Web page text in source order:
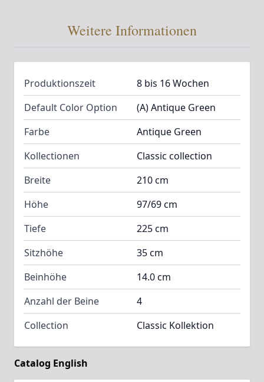
Weitere Informationen
Produktionszeit
8 bis 16 Wochen
Default Color Option
(A) Antique Green
Farbe
Antique Green
Kollectionen
Classic collection
Breite
210 cm
Höhe
97/69 cm
Tiefe
225 cm
Sitzhöhe
35 cm
Beinhöhe
14.0 cm
Anzahl der Beine
4
Collection
Classic Kollektion
Catalog English